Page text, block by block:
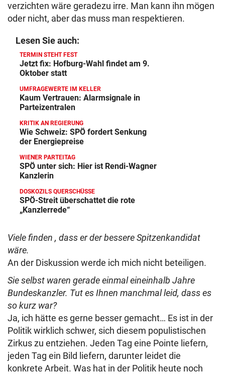
verzichten wäre geradezu irre. Man kann ihn mögen
oder nicht, aber das muss man respektieren.
Lesen Sie auch:
TERMIN STEHT FEST
Jetzt fix: Hofburg-Wahl findet am 9.
Oktober statt
UMFRAGEWERTE IM KELLER
Kaum Vertrauen: Alarmsignale in
Parteizentralen
KRITIK AN REGIERUNG
Wie Schweiz: SPÖ fordert Senkung
der Energiepreise
WIENER PARTEITAG
SPÖ unter sich: Hier ist Rendi-Wagner
Kanzlerin
DOSKOZILS QUERSCHÜSSE
SPÖ-Streit überschattet die rote
„Kanzlerrede“
Viele finden , dass er der bessere Spitzenkandidat
wäre.
An der Diskussion werde ich mich nicht beteiligen.
Sie selbst waren gerade einmal eineinhalb Jahre
Bundeskanzler. Tut es Ihnen manchmal leid, dass es
so kurz war?
Ja, ich hätte es gerne besser gemacht… Es ist in der
Politik wirklich schwer, sich diesem populistischen
Zirkus zu entziehen. Jeden Tag eine Pointe liefern,
jeden Tag ein Bild liefern, darunter leidet die
konkrete Arbeit. Was hat in der Politik heute noch